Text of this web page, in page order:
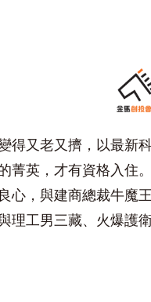
得又老又擠，以最新
菁英，才有資格入住
心，與建商總裁牛魔
理工男三藏、火爆護